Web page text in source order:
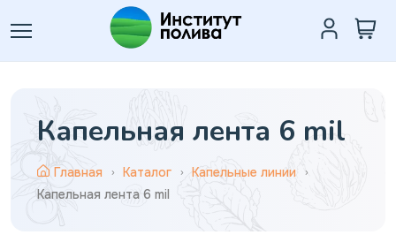
Капельная лента 6 mil
Главная Каталог
Капельные линии
Капельная лента 6 mil